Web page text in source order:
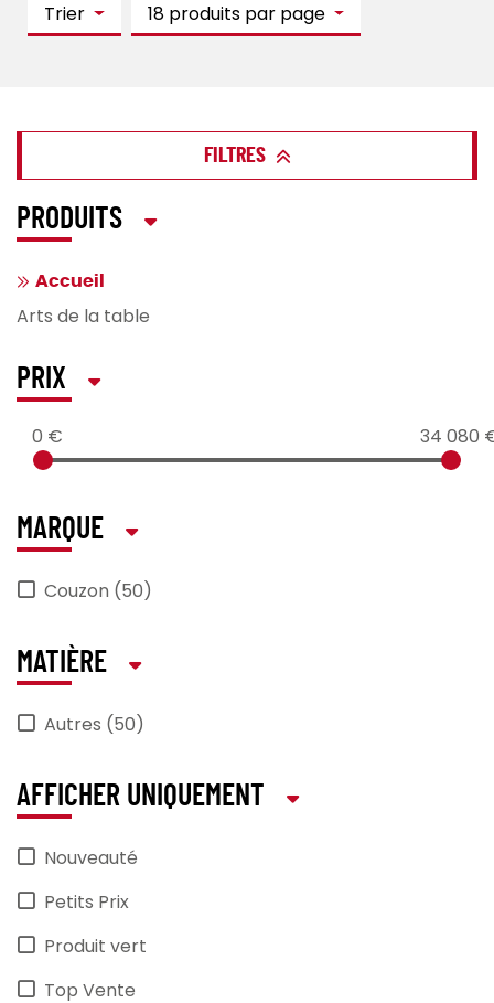
Trier 18 produits par page
FILTRES
PRODUITS
Accueil
Arts de la table
PRIX
0 € 34 080
MARQUE
Couzon (50)
MATIÈRE
Autres (50)
AFFICHER UNIQUEMENT
Nouveauté
Petits Prix
Produit vert
Top Vente